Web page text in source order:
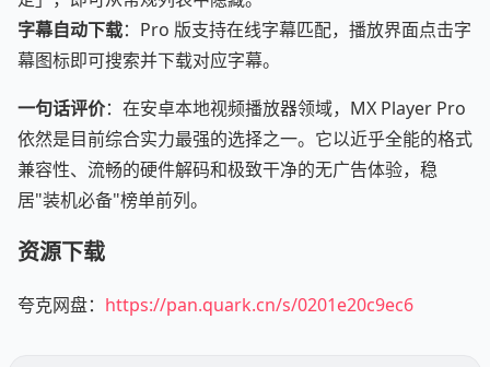
字幕自动下载：Pro 版支持在线字幕匹配，播放界面点击字
幕图标即可搜索并下载对应字幕。
一句话评价：在安卓本地视频播放器领域，MX Player Pro
依然是目前综合实力最强的选择之一。它以近乎全能的格式
兼容性、流畅的硬件解码和极致干净的无广告体验，稳
居"装机必备"榜单前列。
资源下载
夸克网盘： https://pan.quark.cn/s/0201e20c9ec6